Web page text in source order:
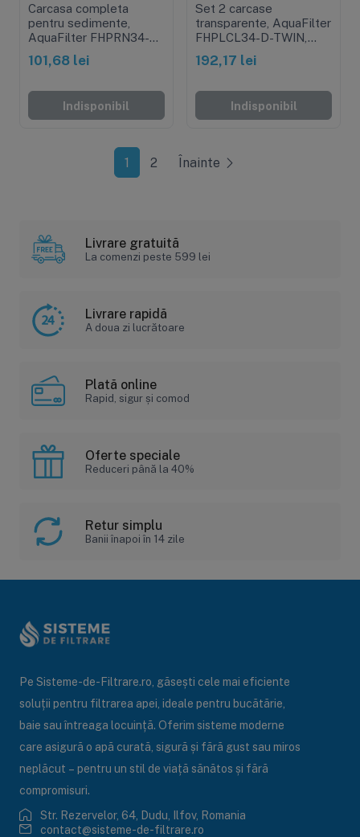
Carcasa completa
pentru sedimente,
AquaFilter FHPRN34-
B1-AQ, cheie, suport,
cartus si filet din alama
101,68 lei
Indisponibil
Set 2 carcase
transparente, AquaFilter
FHPLCL34-D-TWIN,
filet cupru 3/4"
192,17 lei
Indisponibil
1 2 Înainte
Livrare gratuită
La comenzi peste 599 lei
Livrare rapidă
A doua zi lucrătoare
Plată online
Rapid, sigur și comod
Oferte speciale
Reduceri până la 40%
Retur simplu
Banii înapoi în 14 zile
Pe Sisteme-de-Filtrare.ro, găsești cele mai eficiente
soluții pentru filtrarea apei, ideale pentru bucătărie,
baie sau întreaga locuință. Oferim sisteme moderne
care asigură o apă curată, sigură și fără gust sau miros
neplăcut – pentru un stil de viață sănătos și fără
compromisuri.
Str. Rezervelor, 64, Dudu, Ilfov, Romania
contact@sisteme-de-filtrare.ro